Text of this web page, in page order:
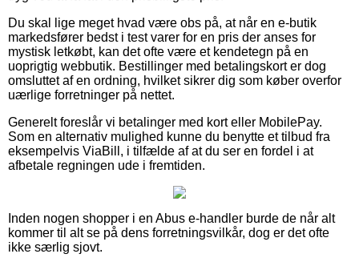
Du skal lige meget hvad være obs på, at når en e-butik
markedsfører bedst i test varer for en pris der anses for
mystisk letkøbt, kan det ofte være et kendetegn på en
uoprigtig webbutik. Bestillinger med betalingskort er dog
omsluttet af en ordning, hvilket sikrer dig som køber overfor
uærlige forretninger på nettet.
Generelt foreslår vi betalinger med kort eller MobilePay.
Som en alternativ mulighed kunne du benytte et tilbud fra
eksempelvis ViaBill, i tilfælde af at du ser en fordel i at
afbetale regningen ude i fremtiden.
Inden nogen shopper i en Abus e-handler burde de når alt
kommer til alt se på dens forretningsvilkår, dog er det ofte
ikke særlig sjovt.